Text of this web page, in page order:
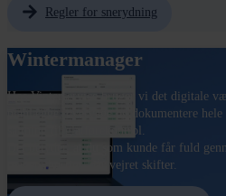
Regler for snerydning
Wintermanager
Hos Vinterservice bruger vi det digitale
planlægge, overvåge og dokumentere
saltning til glatførekontrol.
Det betyder, at du som kunde får fuld
reagere hurtigt, når vejret skifter.